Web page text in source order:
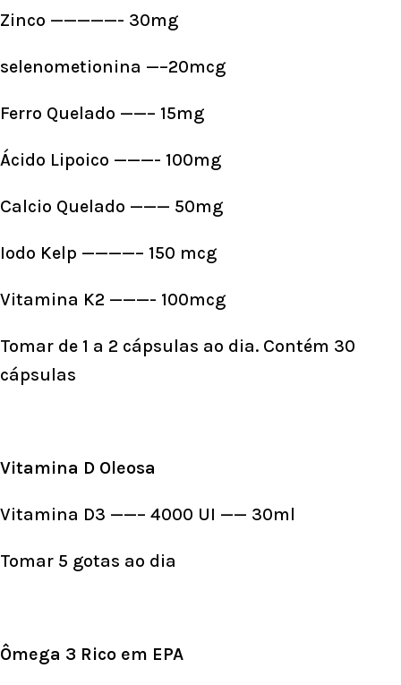
Zinco —————- 30mg
selenometionina —–20mcg
Ferro Quelado ——– 15mg
Ácido Lipoico ———- 100mg
Calcio Quelado ——— 50mg
Iodo Kelp ————– 150 mcg
Vitamina K2 ———- 100mcg
Tomar de 1 a 2 cápsulas ao dia. Contém 30
cápsulas
Vitamina D Oleosa
Vitamina D3 ——– 4000 UI —— 30ml
Tomar 5 gotas ao dia
Ômega 3 Rico em EPA